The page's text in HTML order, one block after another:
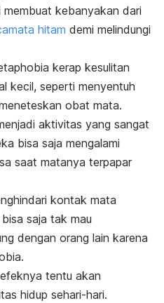
kebanyakan dari
hitam demi melindungi
kerap kesulitan
kecil, seperti menyentuh
obat mata.
aktivitas yang sangat
bisa saja mengalami
saat matanya terpapar
kontak mata
saja tak mau
dengan orang lain karena
tentu akan
hidup sehari-hari.